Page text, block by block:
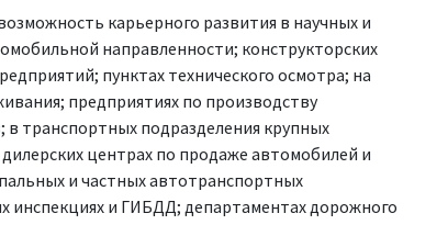
карьерного развития в научных и
направленности; конструкторских
пунктах технического осмотра; на
предприятиях по производству
транспортных подразделения крупных
центрах по продаже автомобилей и
и частных автотранспортных
инспекциях и ГИБДД; департаментах дорожного